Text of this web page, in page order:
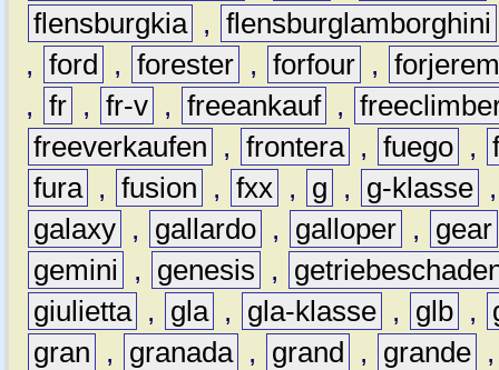
flensburgkia , flensburglamborghini
, ford , forester , forfour ,
, fr , fr-v , freeankauf ,
freeverkaufen
, frontera , fuego ,
fura , fusion , fxx , g , g-klasse
galaxy , gallardo , galloper ,
gear
gemini
, genesis ,
giulietta , gla , gla-klasse , glb ,
gran
, granada , grand , grande